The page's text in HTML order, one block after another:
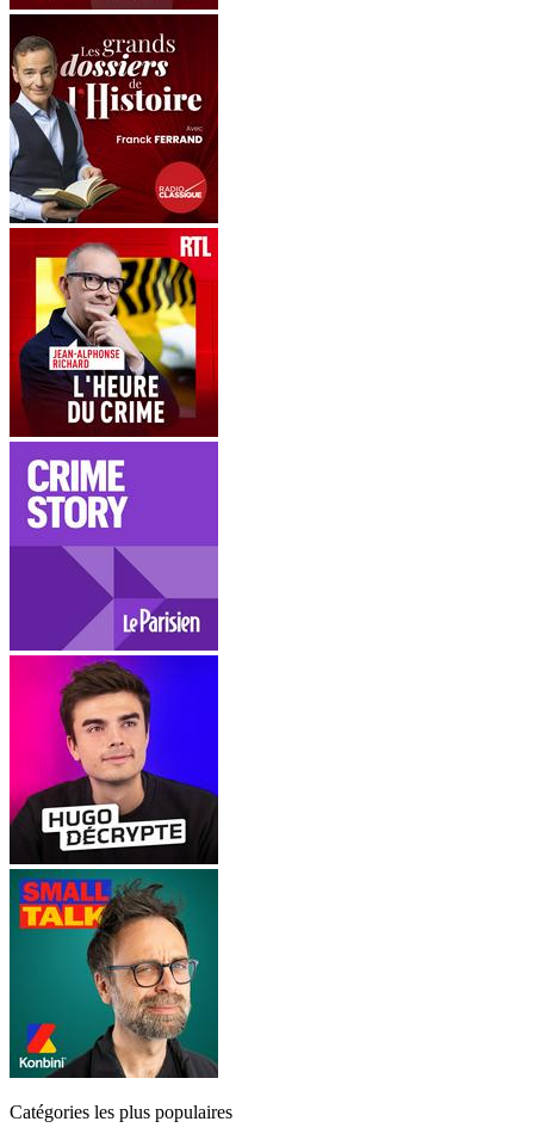
Catégories les plus populaires